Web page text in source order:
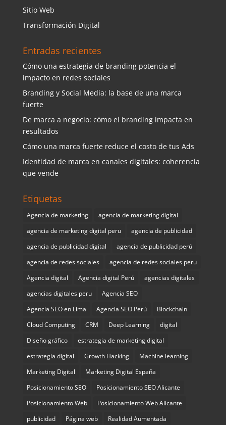
Sitio Web
Transformación Digital
Entradas recientes
Cómo una estrategia de branding potencia el
impacto en redes sociales
Branding y Social Media: la base de una marca
fuerte
De marca a negocio: cómo el branding impacta en
resultados
Cómo una marca fuerte reduce el costo de tus Ads
Identidad de marca en canales digitales: coherencia
que vende
Etiquetas
Agencia de marketing
agencia de marketing digital
agencia de marketing digital peru
agencia de publicidad
agencia de publicidad digital
agencia de publicidad perú
agencia de redes sociales
agencia de redes sociales peru
Agencia digital
Agencia digital Perú
agencias digitales
agencias digitales peru
Agencia SEO
Agencia SEO en Lima
Agencia SEO Perú
Blockchain
Cloud Computing
CRM Deep Learning
digital
Diseño gráfico
estrategia de marketing digital
estrategia digital
Growth Hacking
Machine learning
Marketing Digital
Marketing Digital España
Posicionamiento SEO
Posicionamiento SEO Alicante
Posicionamiento Web
Posicionamiento Web Alicante
publicidad
Página web Realidad Aumentada